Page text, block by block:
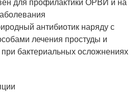
антибиотик наряду с
лечения простуды и
бактериальных осложнениях